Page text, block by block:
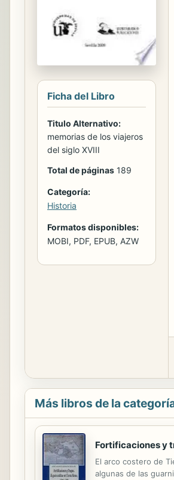
Ficha del Libro
Titulo Alternativo:
memorias de los viajeros
del siglo XVIII
Total de páginas 189
Categoría:
Historia
Formatos disponibles:
MOBI, PDF, EPUB, AZW
Más libros de la
Fortificaciones y
El arco costero de
algunas de las